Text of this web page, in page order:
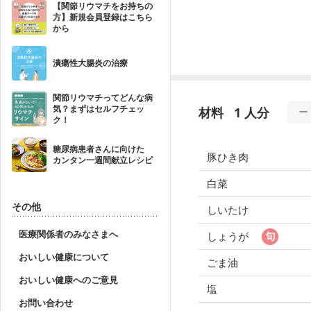
【関節リウマチをお持ちの
方】新規会員登録はこちら
から
潰瘍性大腸炎の治療
関節リウマチってどんな病
気？まずはセルフチェッ
ク！
糖尿病患者さんに向けた
カンタン一週間献立レシピ
その他
医療関係者のみなさまへ
おいしい健康について
おいしい健康へのご意見
お問い合わせ
材料 1 人分
豚ひき肉
白菜
しいたけ
しょうが
ごま油
塩